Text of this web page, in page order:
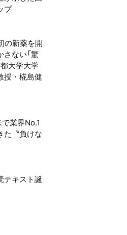
プ
の新薬を開
ない「驚
大学大学
授・椛島健
で業界No.1
た〝負けな
テキスト誕